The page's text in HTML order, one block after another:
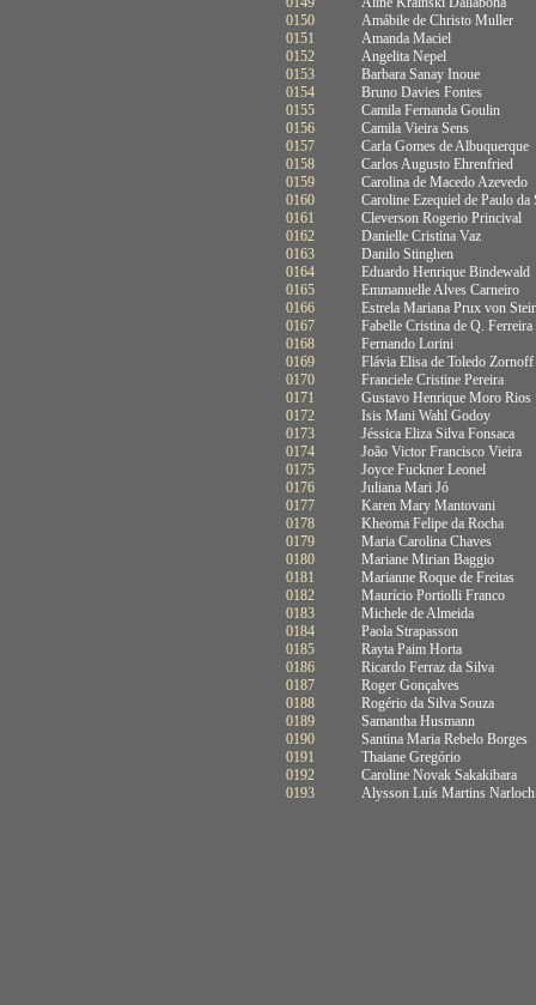
0150
Amábile de Christo Muller
0151
Amanda Maciel
0152
Angelita Nepel
0153
Barbara Sanay Inoue
0154
Bruno Davies Fontes
0155
Camila Fernanda Goulin
0156
Camila Vieira Sens
0157
Carla Gomes de Albuquerque
0158
Carlos Augusto Ehrenfried
0159
Carolina de Macedo Azevedo
0160
Caroline Ezequiel de Paulo da
0161
Cleverson Rogerio Princival
0162
Danielle Cristina Vaz
0163
Danilo Stinghen
0164
Eduardo Henrique Bindewald
0165
Emmanuelle Alves Carneiro
0166
Estrela Mariana Prux von
0167
Fabelle Cristina de Q.
0168
Fernando Lorini
0169
Flávia Elisa de Toledo Zornoff
0170
Franciele Cristine Pereira
0171
Gustavo Henrique Moro Rios
0172
Isis Mani Wahl Godoy
0173
Jéssica Eliza Silva Fonsaca
0174
João Victor Francisco Vieira
0175
Joyce Fuckner Leonel
0176
Juliana Mari Jó
0177
Karen Mary Mantovani
0178
Kheoma Felipe da Rocha
0179
Maria Carolina Chaves
0180
Mariane Mirian Baggio
0181
Marianne Roque de Freitas
0182
Maurício Portiolli Franco
0183
Michele de Almeida
0184
Paola Strapasson
0185
Rayta Paim Horta
0186
Ricardo Ferraz da Silva
0187
Roger Gonçalves
0188
Rogério da Silva Souza
0189
Samantha Husmann
0190
Santina Maria Rebelo Borges
0191
Thaiane Gregório
0192
Caroline Novak Sakakibara
0193
Alysson Luís Martins Narloch